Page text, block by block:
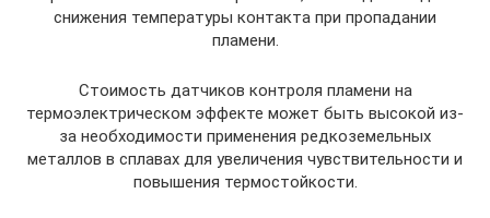
снижения температуры контакта при пропадании
пламени.
Стоимость датчиков контроля пламени на
термоэлектрическом эффекте может быть высокой из-
за необходимости применения редкоземельных
металлов в сплавах для увеличения чувствительности и
повышения термостойкости.